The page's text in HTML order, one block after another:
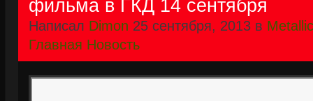
фильма в ГКД 14 сентября
Написал Dimon 25 сентября, 2013 в
Главная Новость